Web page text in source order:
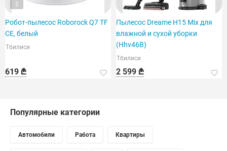
2
Робот-пылесос Roborock Q7 TF
CE, белый
Тбилиси
619 ₾
Пылесос Dreame H15 Mix для
влажной и сухой уборки
(Hhv46B)
Тбилиси
2 599 ₾
Популярные категории
Автомобили Работа Квартиры